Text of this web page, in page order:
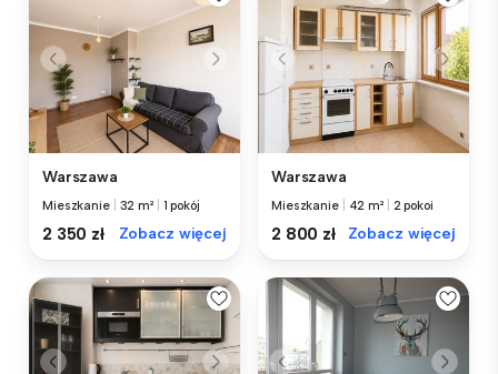
Warszawa
Mieszkanie 32 m² 1 pokój
2 350 zł Zobacz więcej
Warszawa
Mieszkanie 42 m² 2 pokoi
2 800 zł Zobacz więcej